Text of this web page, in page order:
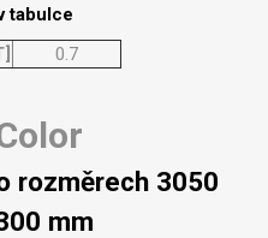
tabulce
0.7
rozměrech 3050
mm